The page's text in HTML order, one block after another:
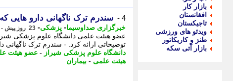
بازار کار
افغانستان
تاجیکستان
ویدئو های ورزشی
طنز و کاریکاتور
بازار آتی سکه
4 - سندرم ترک ناگهانی دارو هایی
خبرگزاری صداوسیما- پزشکی- 23 روز پیش - سه شنبه 23 تیر 1405، 13:00
عضو هیئت علمی دانشگاه علوم پزشکی
توضیحاتی ارائه کرد. - سندرم ترک ناگهانی
دانشگاه علوم پزشکی شیراز - عضو هیئت
هیئت علمی - بیماران